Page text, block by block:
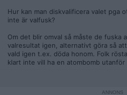
Hur kan man diskvalificera valet pga
inte är valfusk?
Om det blir omval så måste de fuska
valresultat igen, alternativt göra så
vald igen t.ex. döda honom. Folk
klart inte vill ha en atombomb